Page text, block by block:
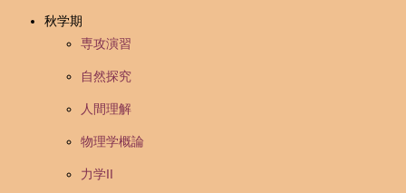
秋学期
専攻演習
自然探究
人間理解
物理学概論
力学II